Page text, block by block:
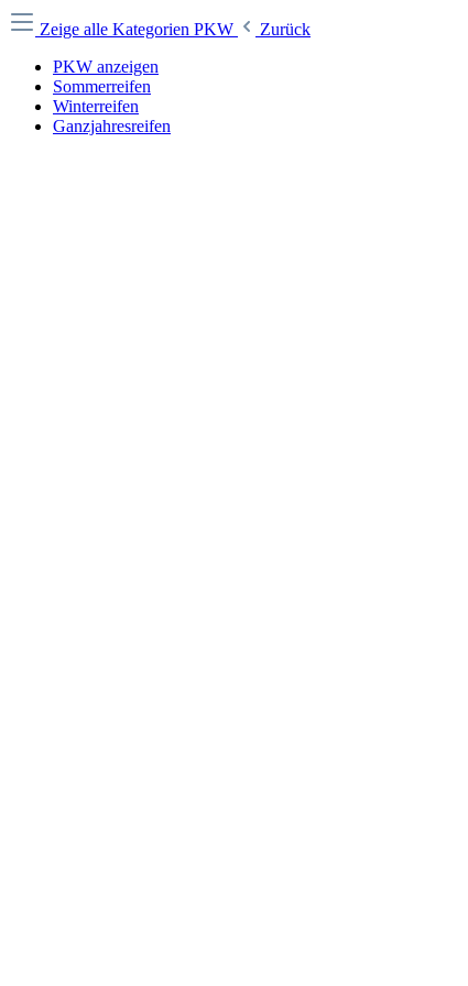
Zeige alle Kategorien PKW
Zurück
PKW anzeigen
Sommerreifen
Winterreifen
Ganzjahresreifen